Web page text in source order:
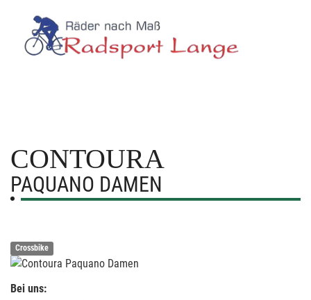
CONTOURA
PAQUANO DAMEN
Crossbike
Bei uns: